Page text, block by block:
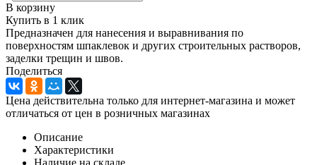
В корзину
Купить в 1 клик
Предназначен для нанесения и выравнивания по
поверхностям шпаклевок и других строительных растворов,
заделки трещин и швов.
Поделиться
Цена действительна только для интернет-магазина и может
отличаться от цен в розничных магазинах
Описание
Характеристики
Наличие на складе